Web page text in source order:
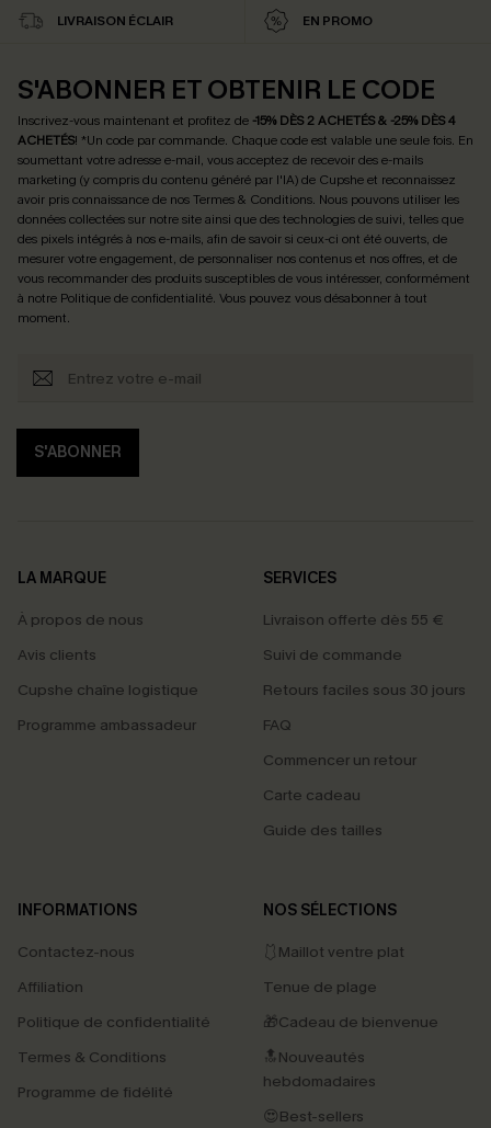
LIVRAISON ÉCLAIR EN PROMO
S'ABONNER ET OBTENIR LE CODE
Inscrivez-vous maintenant et profitez de -15% DÈS 2 ACHETÉS & -25% DÈS 4
ACHETÉS! *Un code par commande. Chaque code est valable une seule fois. En
soumettant votre adresse e-mail, vous acceptez de recevoir des e-mails
marketing (y compris du contenu généré par l'IA) de Cupshe et reconnaissez
avoir pris connaissance de nosTermes & Conditions. Nous pouvons utiliser les
données collectées sur notre site ainsi que des technologies de suivi, telles que
des pixels intégrés à nos e-mails, afin de savoir si ceux-ci ont été ouverts, de
mesurer votre engagement, de personnaliser nos contenus et nos offres, et de
vous recommander des produits susceptibles de vous intéresser, conformément
à notre Politique de confidentialité. Vous pouvez vous désabonner à tout
moment.
S'ABONNER
LA MARQUE
À propos de nous
Avis clients
Cupshe chaîne logistique
Programme ambassadeur
SERVICES
Livraison offerte dès 55 €
Suivi de commande
Retours faciles sous 30 jours
FAQ
Commencer un retour
Carte cadeau
Guide des tailles
INFORMATIONS
Contactez-nous
Affiliation
Politique de confidentialité
Termes & Conditions
Programme de fidélité
NOS SÉLECTIONS
🩱Maillot ventre plat
Tenue de plage
🎁Cadeau de bienvenue
🔝Nouveautés
hebdomadaires
😍Best-sellers